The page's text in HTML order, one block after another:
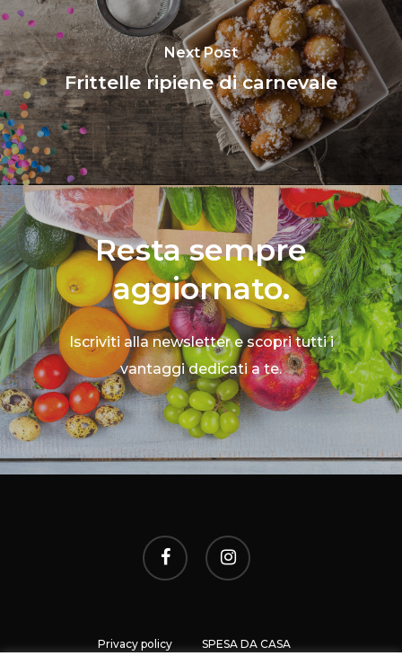
Next Post
Frittelle ripiene di carnevale
Resta sempre
aggiornato.
Iscriviti alla newsletter e scopri tutti i
vantaggi dedicati a te.
Privacy policy SPESA DA CASA